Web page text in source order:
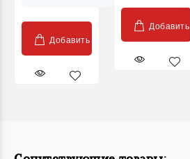
Добавить
Добавить